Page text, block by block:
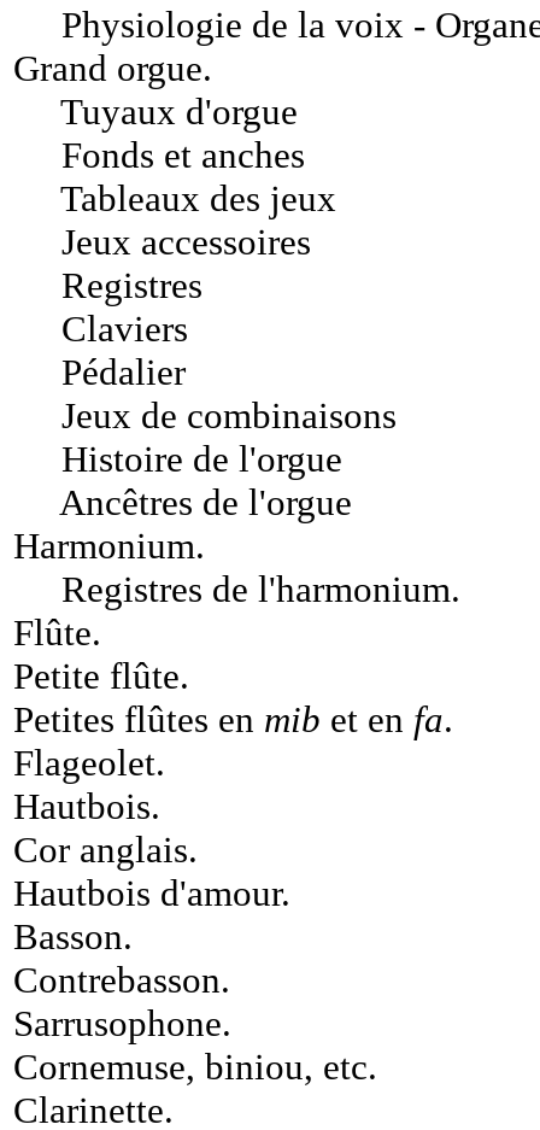
Physiologie de la voix -
Grand orgue.
Tuyaux d'orgue
Fonds et anches
Tableaux des jeux
Jeux accessoires
Registres
Claviers
Pédalier
Jeux de combinaisons
Histoire de l'orgue
Ancêtres de l'orgue
Harmonium.
Registres de l'harmonium.
Flûte.
Petite flûte.
Petites flûtes en mib et en fa.
Flageolet.
Hautbois.
Cor anglais.
Hautbois d'amour.
Basson.
Contrebasson.
Sarrusophone.
Cornemuse, biniou, etc.
Clarinette.